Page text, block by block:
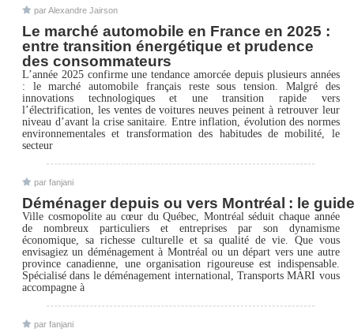
par Alexandre Jairson
Le marché automobile en France en 2025 :
entre transition énergétique et prudence
des consommateurs
L’année 2025 confirme une tendance amorcée depuis plusieurs années
: le marché automobile français reste sous tension. Malgré des
innovations technologiques et une transition rapide vers
l’électrification, les ventes de voitures neuves peinent à retrouver leur
niveau d’avant la crise sanitaire. Entre inflation, évolution des normes
environnementales et transformation des habitudes de mobilité, le
secteur
par fanjani
Déménager depuis ou vers Montréal : le guide
Ville cosmopolite au cœur du Québec, Montréal séduit chaque année
de nombreux particuliers et entreprises par son dynamisme
économique, sa richesse culturelle et sa qualité de vie. Que vous
envisagiez un déménagement à Montréal ou un départ vers une autre
province canadienne, une organisation rigoureuse est indispensable.
Spécialisé dans le déménagement international, Transports MARI vous
accompagne à
par fanjani